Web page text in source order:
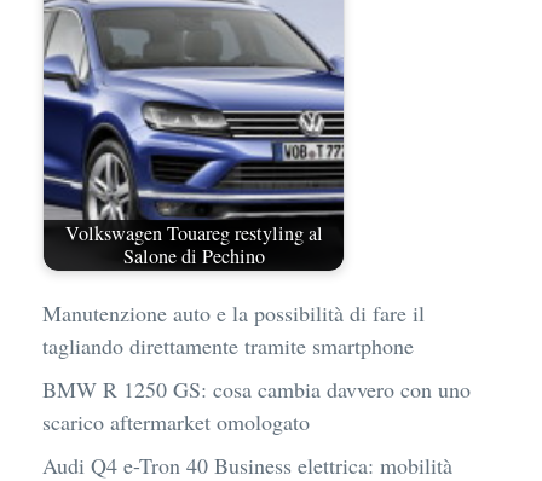
Volkswagen Touareg restyling al
Salone di Pechino
Manutenzione auto e la possibilità di fare il
tagliando direttamente tramite smartphone
BMW R 1250 GS: cosa cambia davvero con uno
scarico aftermarket omologato
Audi Q4 e-Tron 40 Business elettrica: mobilità